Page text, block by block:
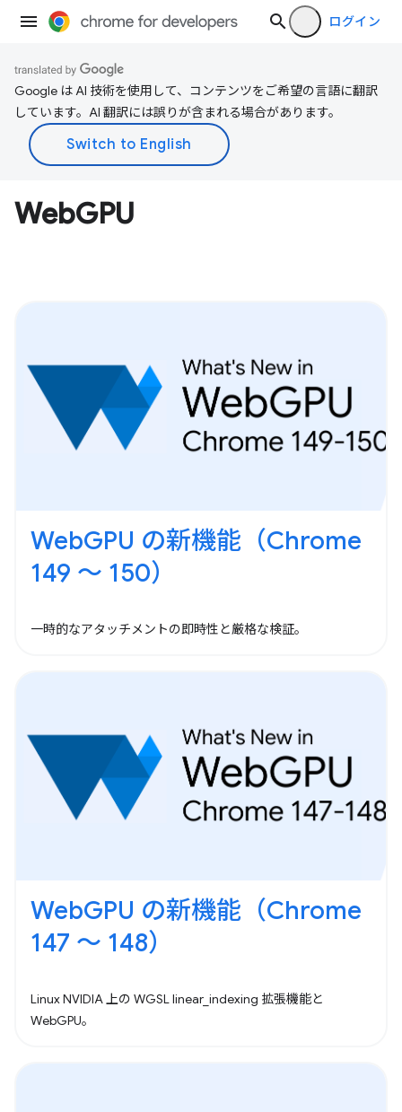
ログイン
Google は AI 技術を使用して、コンテンツをご希望の言語に翻訳
しています。AI 翻訳には誤りが含まれる場合があります。
WebGPU
WebGPU の新機能（Chrome
149 ～ 150）
一時的なアタッチメントの即時性と厳格な検証。
WebGPU の新機能（Chrome
147 ～ 148）
Linux NVIDIA 上の WGSL linear_indexing 拡張機能と
WebGPU。